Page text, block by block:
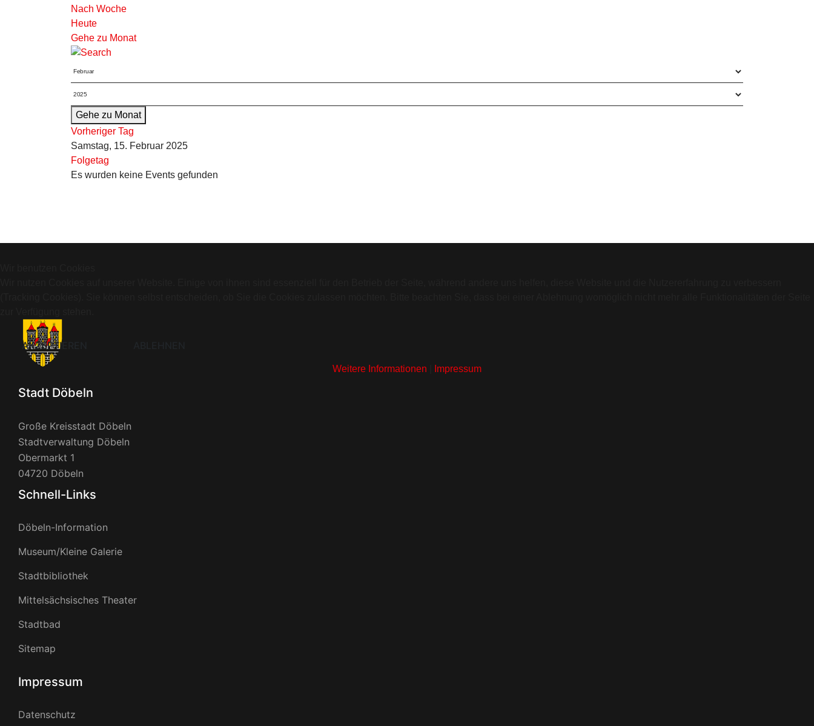
Nach Woche
Heute
Gehe zu Monat
Gehe zu Monat
Vorheriger Tag
Samstag, 15. Februar 2025
Folgetag
Es wurden keine Events gefunden
Stadt Döbeln
Große Kreisstadt Döbeln
Stadtverwaltung Döbeln
Obermarkt 1
04720 Döbeln
Schnell-Links
Döbeln-Information
Museum/Kleine Galerie
Stadtbibliothek
Mittelsächsisches Theater
Stadtbad
Sitemap
Impressum
Datenschutz
AKZEPTIEREN
Weitere Informationen Impressum